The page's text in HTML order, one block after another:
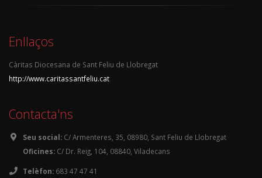
Enllaços
Càritas Diocesana de Sant Feliu de Llobregat
http://www.caritassantfeliu.cat
Contacta'ns
Seu social: C/ Armenteres, 35, 08980, Sant Feliu de Llobregat
Oficines: C/ Dr. Reig, 104, 08840, Viladecans
Telèfon: 683 47 47 41